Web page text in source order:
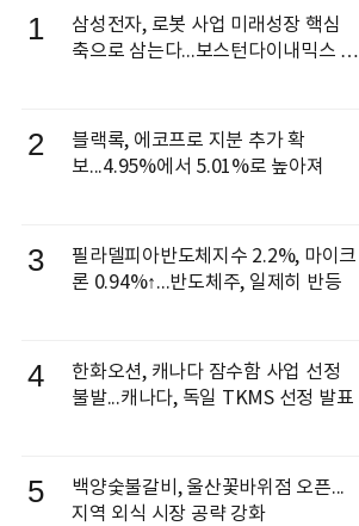
1
삼성전자, 로봇 사업 미래성장 핵심
축으로 삼는다...보스턴다이내믹스 출
2
블랙록, 에코프로 지분 추가 확
보...4.95%에서 5.01%로 높아져
3
필라델피아반도체지수 2.2%, 마이크
론 0.94%↑...반도체주, 일제히 반등
4
한화오션, 캐나다 잠수함 사업 선정
불발...캐나다, 독일 TKMS 선정 발표
5
백양숯불갈비, 울산꽃바위점 오픈...
지역 외식 시장 공략 강화